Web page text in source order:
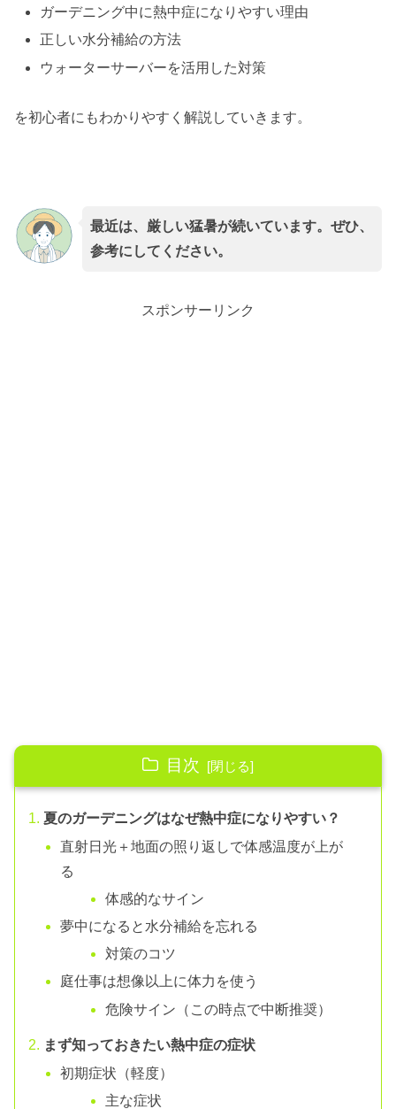
ガーデニング中に熱中症になりやすい理由
正しい水分補給の方法
ウォーターサーバーを活用した対策
を初心者にもわかりやすく解説していきます。
最近は、厳しい猛暑が続いています。ぜひ、
参考にしてください。
スポンサーリンク
目次
夏のガーデニングはなぜ熱中症になりやすい？
直射日光＋地面の照り返しで体感温度が上が
る
体感的なサイン
夢中になると水分補給を忘れる
対策のコツ
庭仕事は想像以上に体力を使う
危険サイン（この時点で中断推奨）
まず知っておきたい熱中症の症状
初期症状（軽度）
主な症状